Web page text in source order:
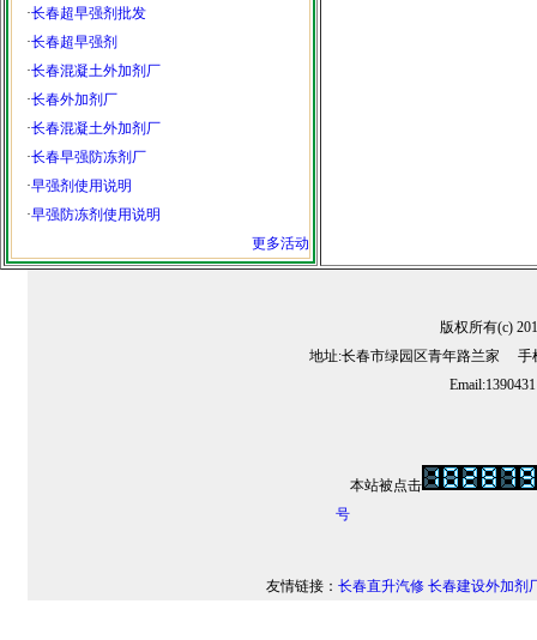
·长春超早强剂批发
·长春超早强剂
·长春混凝土外加剂厂
·长春外加剂厂
·长春混凝土外加剂厂
·长春早强防冻剂厂
·早强剂使用说明
·早强防冻剂使用说明
更多活动
版权所有(c)
地址:长春市绿园区青年路兰家
本站被点击
号
友情链接： 长春直升汽修 长春建设外加剂